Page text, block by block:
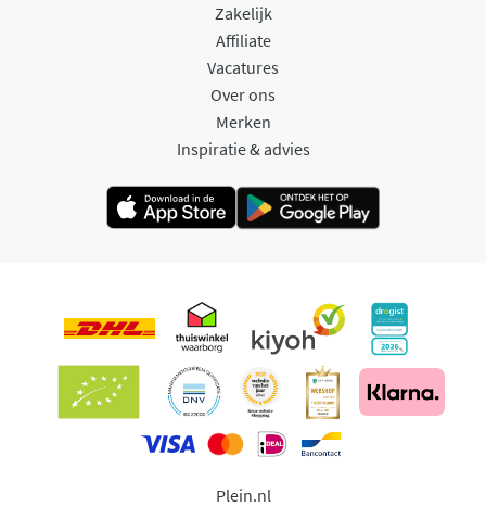
Zakelijk
Affiliate
Vacatures
Over ons
Merken
Inspiratie & advies
Plein.nl